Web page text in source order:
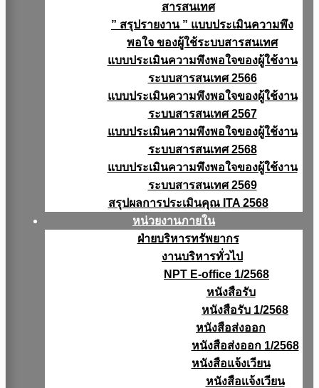
สารสนเทศ
” สรุปรายงาน ” แบบประเมินความพึง
พอใจ ของผู้ใช้ระบบสารสนเทศ
แบบประเมินความพึงพอใจของผู้ใช้งาน
ระบบสารสนเทศ 2566
แบบประเมินความพึงพอใจของผู้ใช้งาน
ระบบสารสนเทศ 2567
แบบประเมินความพึงพอใจของผู้ใช้งาน
ระบบสารสนเทศ 2568
แบบประเมินความพึงพอใจของผู้ใช้งาน
ระบบสารสนเทศ 2569
สรุปผลการประเมินคุณ ITA 2568
หน่วยงานภายใน
ฝ่ายบริหารทรัพยากร
งานบริหารทั่วไป
NPT E-office 1/2568
หนังสือรับ
หนังสือรับ 1/2568
หนังสือส่งออก
หนังสือส่งออก 1/2568
หนังสือแจ้งเวียน
หนังสือเเจ้งเวียน